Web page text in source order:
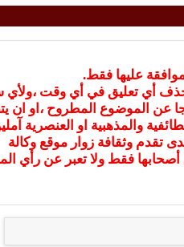
عليها فقط.
حذف أي تعليق في أي وقت
عن الموضوع المطروح ،او ان
والمذهبية او العنصرية
تقدم وثقافة زوار موقع وكالة
أصحابها فقط ولا تعبر عن رأي